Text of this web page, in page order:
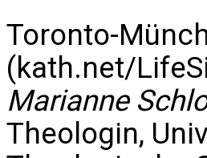
Toronto-
(kath.net/
Marianne
Theologin,